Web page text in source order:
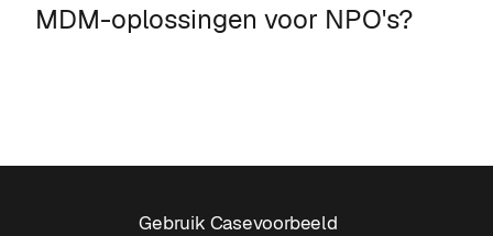
MDM-oplossingen voor NPO's?
Gebruik Casevoorbeeld